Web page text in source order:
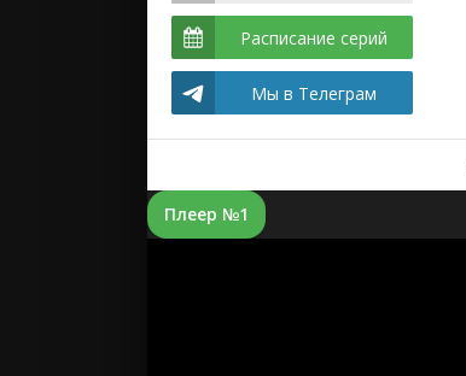
Расписание серий
Мы в Телеграм
Плеер №1